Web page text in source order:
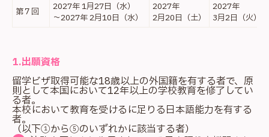
第７回
2027年 1月27日（水）
～2027年 2月10日（水）
2027年
2月20日（土）
2027年
3月2日（火）
1.出願資格
留学ビザ取得可能な18歳以上の外国籍を有する者で、原
則として本国において12年以上の学校教育を修了してい
る者。
本校において教育を受けるに足りる日本語能力を有する
者。
（以下①から⑤のいずれかに該当する者）